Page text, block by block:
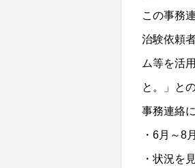
この事務
治験依頼
ム等を活
と。」と
事務連絡
・6月～8
・状況を